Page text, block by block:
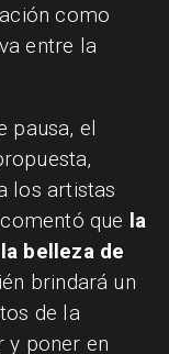
como
entre la
pausa, el
los artistas
que la
belleza de
brindará un
de la
y poner en